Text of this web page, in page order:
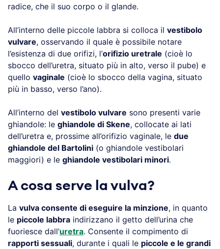
radice, che il suo corpo o il glande.
All’interno delle piccole labbra si colloca il vestibolo
vulvare, osservando il quale è possibile notare
l’esistenza di due orifizi, l’orifizio uretrale (cioè lo
sbocco dell’uretra, situato più in alto, verso il pube) e
quello vaginale (cioè lo sbocco della vagina, situato
più in basso, verso l’ano).
All’interno del vestibolo vulvare sono presenti varie
ghiandole: le ghiandole di Skene, collocate ai lati
dell’uretra e, prossime all’orifizio vaginale, le due
ghiandole del Bartolini (o ghiandole vestibolari
maggiori) e le ghiandole vestibolari minori.
A cosa serve la vulva?
La vulva consente di eseguire la minzione, in quanto
le piccole labbra indirizzano il getto dell’urina che
fuoriesce dall’uretra. Consente il compimento di
rapporti sessuali, durante i quali le piccole e le grandi